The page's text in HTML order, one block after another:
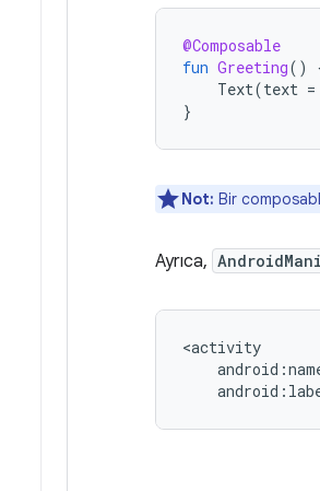
@Composable
fun Greeting()
Text(text =
}
Not: Bir
Ayrıca,